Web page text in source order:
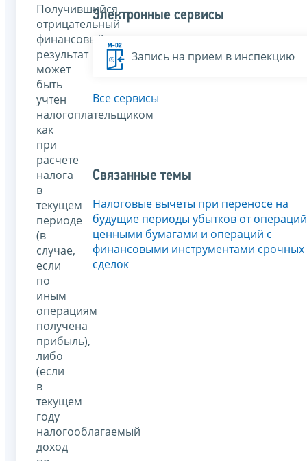
Получившийся
отрицательный
финансовый
результат
может
быть
учтен
налогоплательщиком
как
при
расчете
налога
в
текущем
периоде
(в
случае,
если
по
иным
операциям
получена
прибыль),
либо
(если
в
текущем
году
налогооблагаемый
доход
Электронные сервисы
Запись на прием в инспекцию
Все сервисы
Связанные темы
Налоговые вычеты при переносе на
будущие периоды убытков от
ценными бумагами и операций с
финансовыми инструментами срочных
сделок